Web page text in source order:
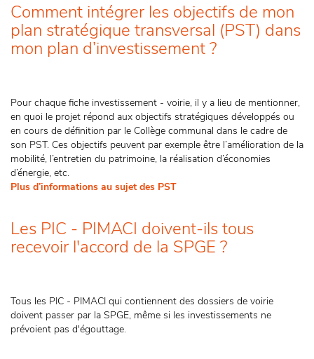
Comment intégrer les objectifs de mon
plan stratégique transversal (PST) dans
mon plan d’investissement ?
Pour chaque fiche investissement - voirie, il y a lieu de mentionner,
en quoi le projet répond aux objectifs stratégiques développés ou
en cours de définition par le Collège communal dans le cadre de
son PST. Ces objectifs peuvent par exemple être l’amélioration de la
mobilité, l’entretien du patrimoine, la réalisation d’économies
d’énergie, etc.
Plus d’informations au sujet des PST
Les PIC - PIMACI doivent-ils tous
recevoir l'accord de la SPGE ?
Tous les PIC - PIMACI qui contiennent des dossiers de voirie
doivent passer par la SPGE, même si les investissements ne
prévoient pas d'égouttage.